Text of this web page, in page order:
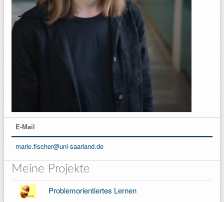
E-Mail
marie.fischer@uni-saarland.de
Meine Projekte
Problemorientiertes Lernen